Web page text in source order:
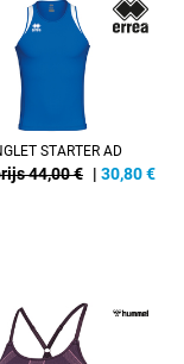
STARTER AD
44,00 € | 30,80€